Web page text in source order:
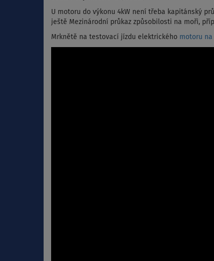
U motoru do výkonu 4kW není třeba kapitánský
ještě Mezinárodní průkaz způsobilosti na moři,
Mrknětě na testovací jízdu elektrického motoru na